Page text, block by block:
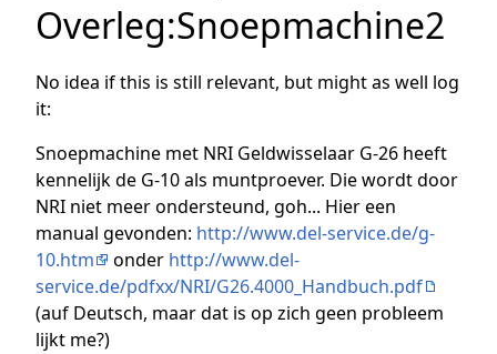
Overleg:Snoepmachine2
No idea if this is still relevant, but might as well log
it:
Snoepmachine met NRI Geldwisselaar G-26 heeft
kennelijk de G-10 als muntproever. Die wordt door
NRI niet meer ondersteund, goh... Hier een
manual gevonden: http://www.del-service.de/g-
10.htm
onder http://www.del-
service.de/pdfxx/NRI/G26.4000_Handbuch.pdf
(auf Deutsch, maar dat is op zich geen probleem
lijkt me?)